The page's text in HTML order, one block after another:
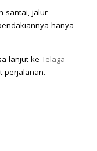
santai, jalur
hanya
lanjut ke Telaga
perjalanan.